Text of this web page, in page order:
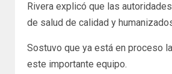
Rivera explicó que las
de salud de calidad y
Sostuvo que ya está en proceso
este importante equipo.